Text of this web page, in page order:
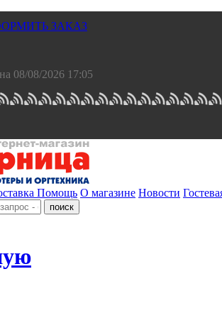
ЗАКАЗ
08/08/2026 17:05
Помощь О магазине Новости